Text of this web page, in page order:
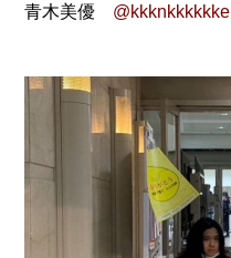
青木美優 @kkknkkkkkke